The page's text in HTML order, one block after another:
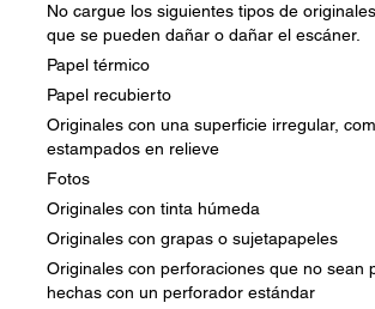
No cargue los siguientes tipos de
que se pueden dañar o dañar el escáner.
Papel térmico
Papel recubierto
Originales con una superficie irregular,
estampados en relieve
Fotos
Originales con tinta húmeda
Originales con grapas o sujetapapeles
Originales con perforaciones que no sean
hechas con un perforador estándar